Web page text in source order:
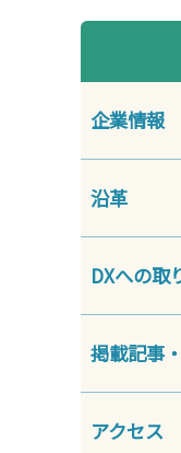
企業情報
沿革
DXへの取
掲載記事
アクセス